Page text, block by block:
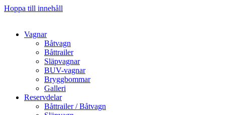
Hoppa till innehåll
Vagnar
Båtvagn
Båttrailer
Släpvagnar
BUV-vagnar
Bryggbommar
Galleri
Reservdelar
Båttrailer / Båtvagn